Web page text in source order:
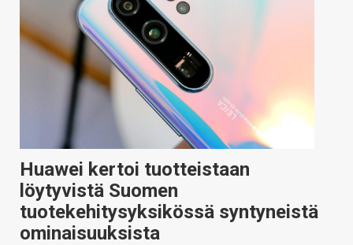
Huawei kertoi tuotteistaan
löytyvistä Suomen
tuotekehitysyksikössä syntyneistä
ominaisuuksista